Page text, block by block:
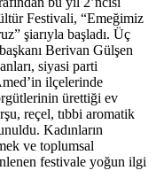
Festivali, “Emeğimiz
şiarıyla başladı. Üç
Berivan Gülşen
siyasi parti
ilçelerinde
ürettiği ev
reçel, tıbbi aromatik
Kadınların
ve toplumsal
festivale yoğun ilgi